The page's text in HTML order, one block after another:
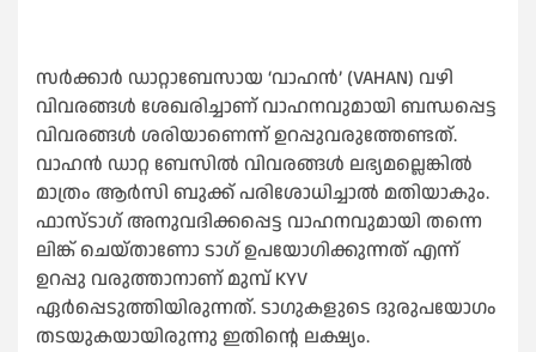
സര്‍ക്കാര്‍ ഡാറ്റാബേസായ ‘വാഹന്‍’ (VAHAN) വഴി
വിവരങ്ങള്‍ ശേഖരിച്ചാണ് വാഹനവുമായി ബന്ധപ്പെട്ട
വിവരങ്ങള്‍ ശരിയാണെന്ന് ഉറപ്പുവരുത്തേണ്ടത്.
വാഹന്‍ ഡാറ്റ ബേസില്‍ വിവരങ്ങള്‍ ലഭ്യമല്ലെങ്കില്‍
മാത്രം ആര്‍സി ബുക്ക് പരിശോധിച്ചാല്‍ മതിയാകും.
ഫാസ്ടാഗ് അനുവദിക്കപ്പെട്ട വാഹനവുമായി തന്നെ
ലിങ്ക് ചെയ്താണോ ടാഗ് ഉപയോഗിക്കുന്നത് എന്ന്
ഉറപ്പു വരുത്താനാണ് മുമ്പ് KYV
ഏര്‍പ്പെടുത്തിയിരുന്നത്. ടാഗുകളുടെ ദുരുപയോഗം
തടയുകയായിരുന്നു ഇതിന്റെ ലക്ഷ്യം.